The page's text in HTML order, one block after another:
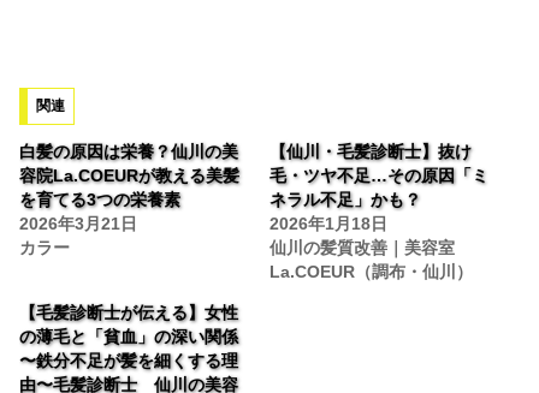
関連
白髪の原因は栄養？仙川の美
容院La.COEURが教える美髪
を育てる3つの栄養素
2026年3月21日
カラー
【仙川・毛髪診断士】抜け
毛・ツヤ不足…その原因「ミ
ネラル不足」かも？
2026年1月18日
仙川の髪質改善｜美容室
La.COEUR（調布・仙川）
【毛髪診断士が伝える】女性
の薄毛と「貧血」の深い関係
〜鉄分不足が髪を細くする理
由〜毛髪診断士 仙川の美容